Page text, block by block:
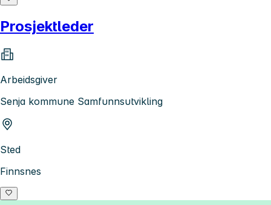
Prosjektleder
Arbeidsgiver
Senja kommune Samfunnsutvikling
Sted
Finnsnes